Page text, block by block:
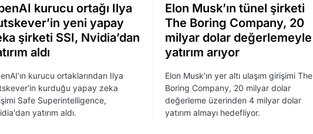
kurucu ortağı Ilya
yeni yapay
şirketi SSI, Nvidia’dan
aldı
kurucu ortaklarından Ilya
kurduğu yapay zeka
Safe Superintelligence,
yatırım aldı.
Elon Musk’ın tünel şirketi
The Boring Company, 20
milyar dolar değerlemeyle
yatırım arıyor
Elon Musk'ın yer altı ulaşım girişimi The
Boring Company, 20 milyar dolar
değerleme üzerinden 4 milyar dolar
yatırım almayı hedefliyor.